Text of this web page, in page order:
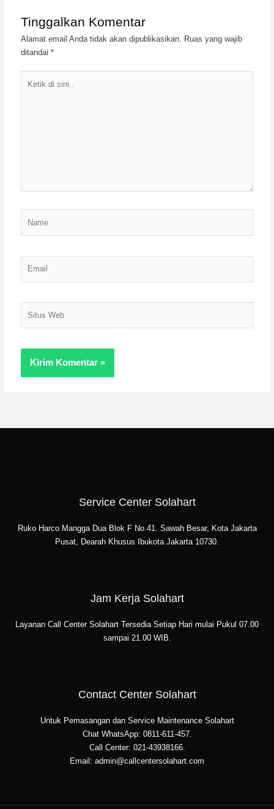
Tinggalkan Komentar
Alamat email Anda tidak akan dipublikasikan.
Ruas yang wajib
ditandai*
Service Center Solahart
Ruko Harco Mangga Dua Blok F No.41. Sawah Besar, Kota Jakarta
Pusat, Dearah Khusus Ibukota Jakarta 10730.
Jam Kerja Solahart
Layanan Call Center Solahart Tersedia Setiap Hari mulai Pukul 07.00
sampai 21.00 WIB.
Contact Center Solahart
Untuk Pemasangan dan Service Maintenance Solahart
Chat WhatsApp: 0811-611-457.
Call Center: 021-43938166.
Email: admin@callcentersolahart.com